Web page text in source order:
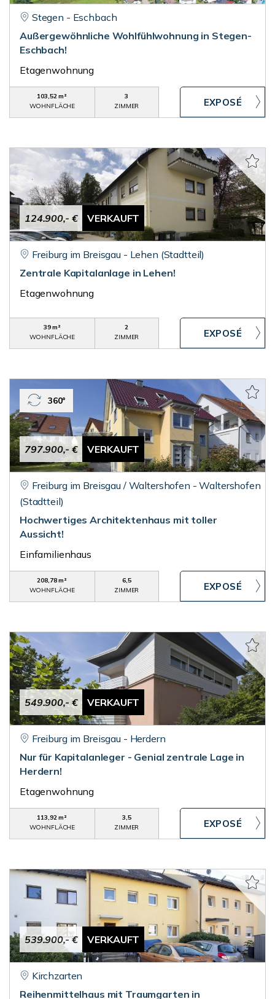
Stegen - Eschbach
Außergewöhnliche Wohlfühlwohnung in Stegen-
Eschbach!
Etagenwohnung
103,52 m²
WOHNFLÄCHE
3
ZIMMER
124.900,- € VERKAUFT
Freiburg im Breisgau - Lehen (Stadtteil)
Zentrale Kapitalanlage in Lehen!
Etagenwohnung
39 m²
WOHNFLÄCHE
2
ZIMMER
797.900,- € VERKAUFT
360°
Freiburg im Breisgau / Waltershofen - Waltershofen
(Stadtteil)
Hochwertiges Architektenhaus mit toller
Aussicht!
Einfamilienhaus
208,78 m²
WOHNFLÄCHE
6,5
ZIMMER
549.900,- € VERKAUFT
Freiburg im Breisgau - Herdern
Nur für Kapitalanleger - Genial zentrale Lage in
Herdern!
Etagenwohnung
113,92 m²
WOHNFLÄCHE
3,5
ZIMMER
539.900,- € VERKAUFT
Kirchzarten
Reihenmittelhaus mit Traumgarten in